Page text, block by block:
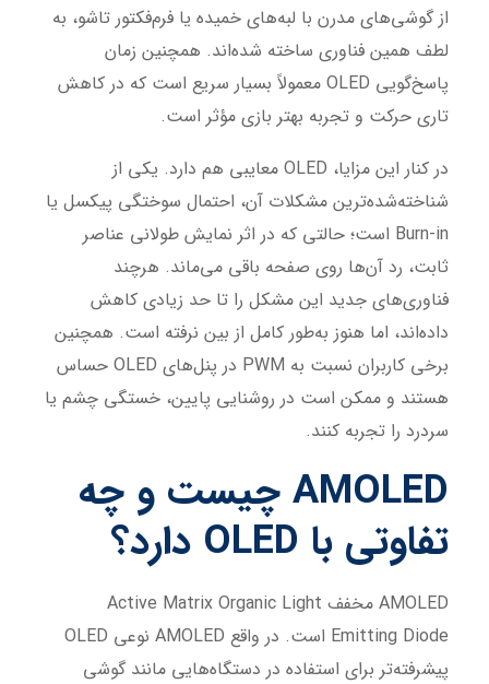
از گوشی‌های مدرن با لبه‌های خمیده یا فرم‌فکتور تاشو، به
لطف همین فناوری ساخته شده‌اند. همچنین زمان
پاسخ‌گویی OLED معمولاً بسیار سریع است که در کاهش
تاری حرکت و تجربه بهتر بازی مؤثر است.
در کنار این مزایا، OLED معایبی هم دارد. یکی از
شناخته‌شده‌ترین مشکلات آن، احتمال سوختگی پیکسل یا
Burn-in است؛ حالتی که در اثر نمایش طولانی عناصر
ثابت، رد آن‌ها روی صفحه باقی می‌ماند. هرچند
فناوری‌های جدید این مشکل را تا حد زیادی کاهش
داده‌اند، اما هنوز به‌طور کامل از بین نرفته است. همچنین
برخی کاربران نسبت به PWM در پنل‌های OLED حساس
هستند و ممکن است در روشنایی پایین، خستگی چشم یا
سردرد را تجربه کنند.
AMOLED چیست و چه
تفاوتی با OLED دارد؟
AMOLED مخفف Active Matrix Organic Light
Emitting Diode است. در واقع AMOLED نوعی OLED
پیشرفته‌تر برای استفاده در دستگاه‌هایی مانند گوشی